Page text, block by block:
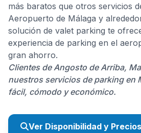
más baratos que otros servicios
Aeropuerto de Málaga y
solución de valet parking te
experiencia de parking en el
gran ahorro.
Clientes de Angosto de Arriba,
nuestros servicios de parking en
fácil, cómodo y económico.
Ver Disponibilidad y Precios